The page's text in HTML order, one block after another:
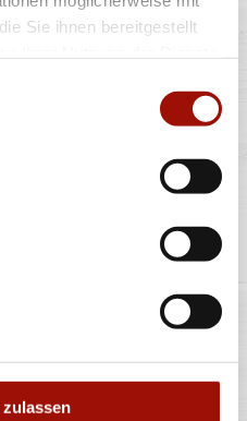
Sie ihnen bereitgestellt
der Pizzen sind circa-
geringfügig variieren.
von ca. 30 Minuten.
produktinformationen